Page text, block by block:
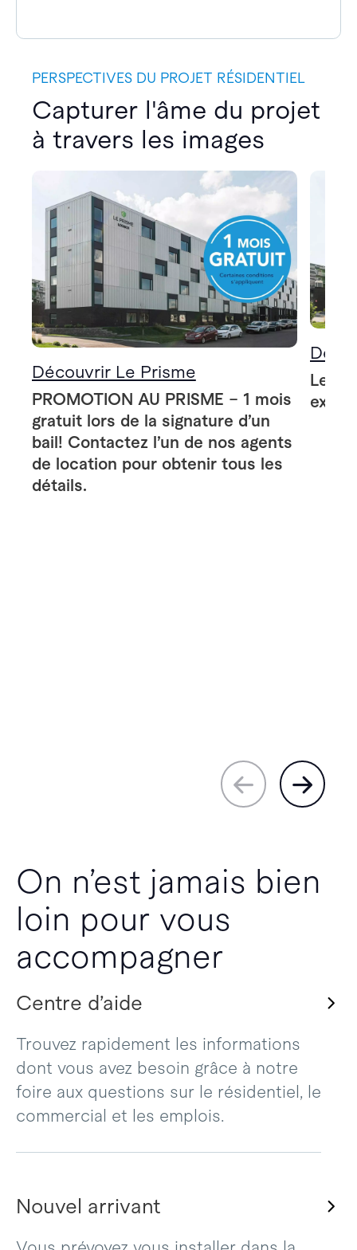
PERSPECTIVES DU PROJET RÉSIDENTIEL
Capturer l'âme du projet
à travers les images
Découvrir Le Prisme
PROMOTION AU PRISME – 1 mois
gratuit lors de la signature d’un
bail! Contactez l’un de nos agents
de location pour obtenir tous les
détails.
Le
On n’est jamais bien
loin pour vous
accompagner
Centre d’aide
Trouvez rapidement les informations
dont vous avez besoin grâce à notre
foire aux questions sur le résidentiel, le
commercial et les emplois.
Nouvel arrivant